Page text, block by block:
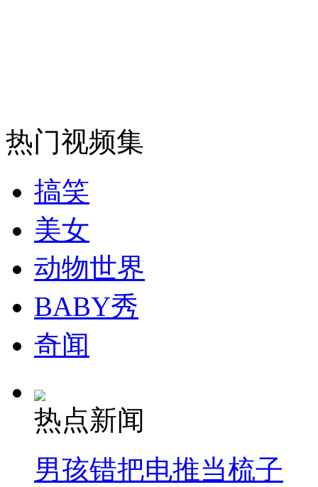
安徽一实载49人客车翻车
纽约上演“枕头大战”
热门视频集
搞笑
美女
动物世界
BABY秀
奇闻
热点新闻
男孩错把电推当梳子